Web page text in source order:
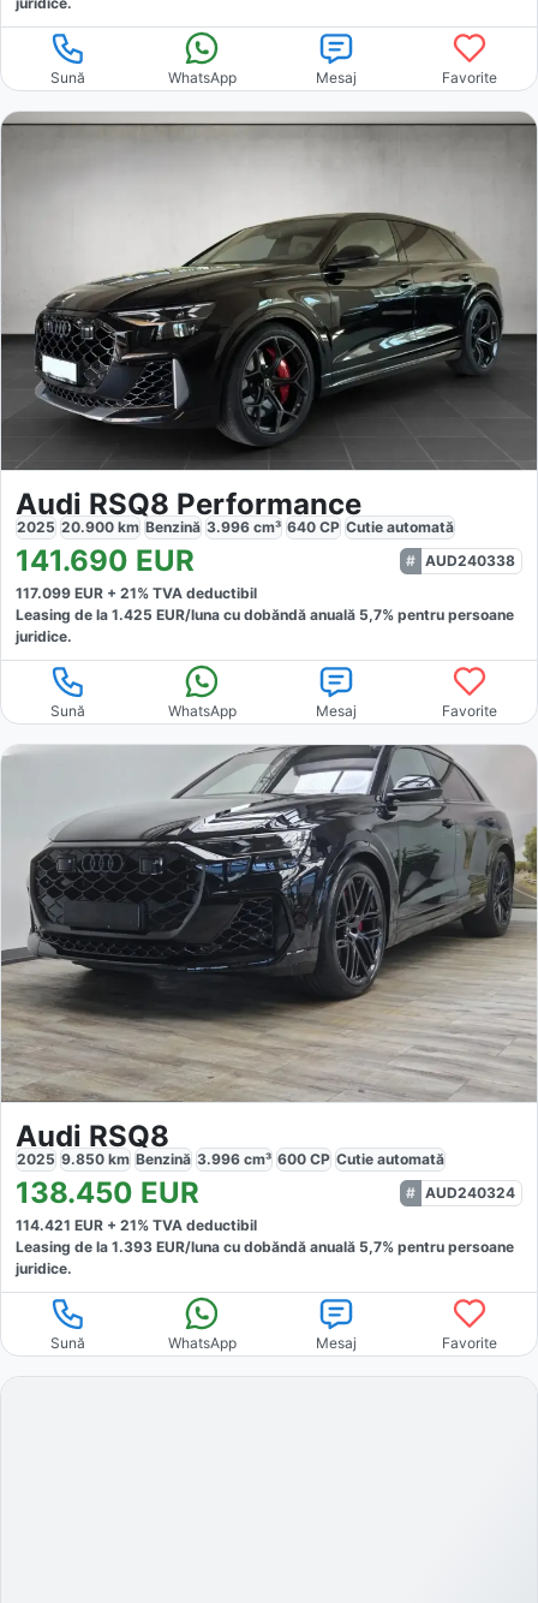
Sună WhatsApp Mesaj Favorite
Audi RSQ8 Performance
2025 20.900 km Benzină 3.996 cm³ 640 CP Cutie automată
141.690 EUR
AUD240338
117.099 EUR + 21% TVA deductibil
Leasing de la 1.425 EUR/luna cu dobăndă anuală 5,7% pentru persoane
juridice.
Sună WhatsApp Mesaj Favorite
Audi RSQ8
2025 9.850 km Benzină 3.996 cm³ 600 CP Cutie automată
138.450 EUR
AUD240324
114.421 EUR + 21% TVA deductibil
Leasing de la 1.393 EUR/luna cu dobăndă anuală 5,7% pentru persoane
juridice.
Sună WhatsApp Mesaj Favorite